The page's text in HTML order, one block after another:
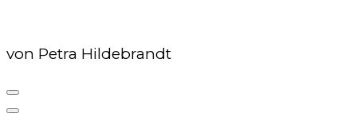
von Petra Hildebrandt